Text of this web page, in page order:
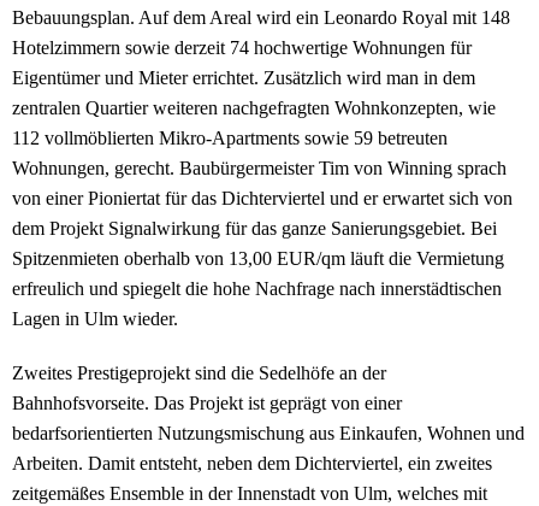
Bebauungsplan. Auf dem Areal wird ein Leonardo Royal mit 148
Hotelzimmern sowie derzeit 74 hochwertige Wohnungen für
Eigentümer und Mieter errichtet. Zusätzlich wird man in dem
zentralen Quartier weiteren nachgefragten Wohnkonzepten, wie
112 vollmöblierten Mikro-Apartments sowie 59 betreuten
Wohnungen, gerecht. Baubürgermeister Tim von Winning sprach
von einer Pioniertat für das Dichterviertel und er erwartet sich von
dem Projekt Signalwirkung für das ganze Sanierungsgebiet. Bei
Spitzenmieten oberhalb von 13,00 EUR/qm läuft die Vermietung
erfreulich und spiegelt die hohe Nachfrage nach innerstädtischen
Lagen in Ulm wieder.
Zweites Prestigeprojekt sind die Sedelhöfe an der
Bahnhofsvorseite. Das Projekt ist geprägt von einer
bedarfsorientierten Nutzungsmischung aus Einkaufen, Wohnen und
Arbeiten. Damit entsteht, neben dem Dichterviertel, ein zweites
zeitgemäßes Ensemble in der Innenstadt von Ulm, welches mit